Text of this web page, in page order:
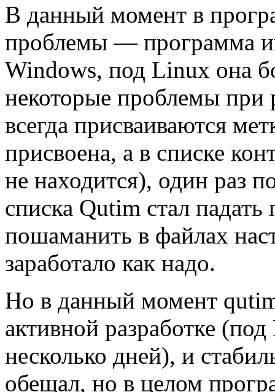
В данный момент в
проблемы — программа
Windows, под Linux она
некоторые проблемы при
всегда присваиваются
присвоена, а в списке
не находится), один раз
списка Qutim стал
пошаманить в файлах
заработало как надо.
Но в данный момент
активной разработке
несколько дней), и
обещал, но в целом